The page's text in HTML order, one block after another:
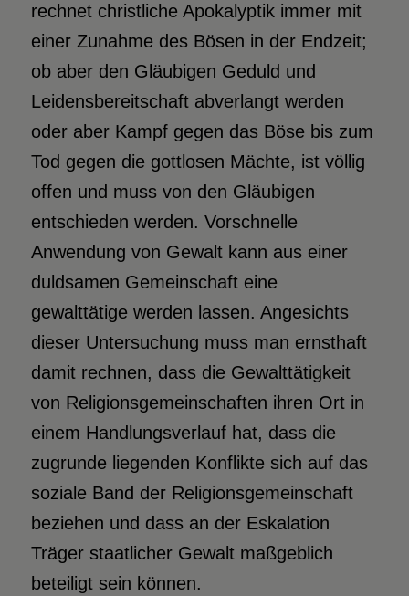
rechnet christliche Apokalyptik immer mit
einer Zunahme des Bösen in der Endzeit;
ob aber den Gläubigen Geduld und
Leidensbereitschaft abverlangt werden
oder aber Kampf gegen das Böse bis zum
Tod gegen die gottlosen Mächte, ist völlig
offen und muss von den Gläubigen
entschieden werden. Vorschnelle
Anwendung von Gewalt kann aus einer
duldsamen Gemeinschaft eine
gewalttätige werden lassen. Angesichts
dieser Untersuchung muss man ernsthaft
damit rechnen, dass die Gewalttätigkeit
von Religionsgemeinschaften ihren Ort in
einem Handlungsverlauf hat, dass die
zugrunde liegenden Konflikte sich auf das
soziale Band der Religionsgemeinschaft
beziehen und dass an der Eskalation
Träger staatlicher Gewalt maßgeblich
beteiligt sein können.